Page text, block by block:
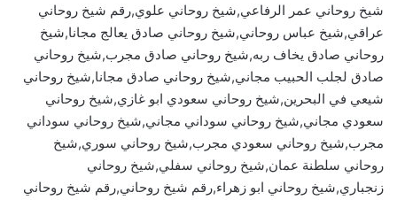
شيخ روحاني عمر الرفاعي,شيخ روحاني علوي,رقم شيخ روحاني
عراقي,شيخ عباس روحاني,شيخ روحاني صادق يعالج مجانا,شيخ
روحاني صادق يخاف ربه,شيخ روحاني صادق مجرب,شيخ روحاني
صادق لجلب الحبيب مجاني,شيخ روحاني صادق مجانا,شيخ روحاني
شيعي في البحرين,شيخ روحاني سعودي ابو غازي,شيخ روحاني
سعودي مجاني,شيخ روحاني سوداني مجاني,شيخ روحاني سوداني
مجرب,شيخ روحاني سعودي مجرب,شيخ روحاني سوري,شيخ
روحاني سلطنة عمان,شيخ روحاني سفلي,شيخ روحاني
زنجباري,شيخ روحاني ابو زهراء,رقم شيخ روحاني,رقم شيخ روحاني